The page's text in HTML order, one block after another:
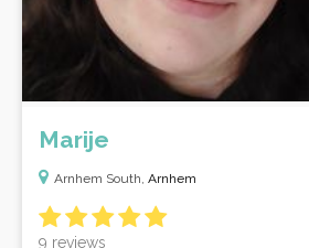
Marije
Arnhem South, Arnhem
9 reviews